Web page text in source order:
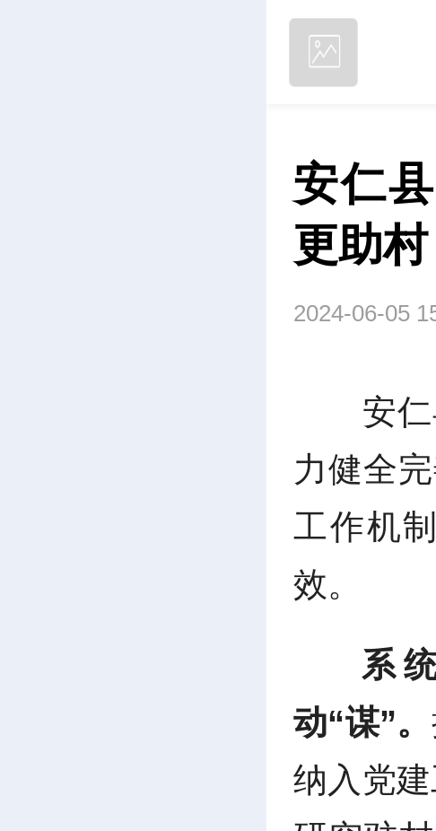
安仁
更助村
2024-06-05
安
力健全
工作机
效。
系
动“谋”。
纳入党